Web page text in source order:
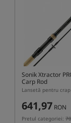
Sonik Xtractor
Carp Rod
641,97 RON
Pretul categoriei: